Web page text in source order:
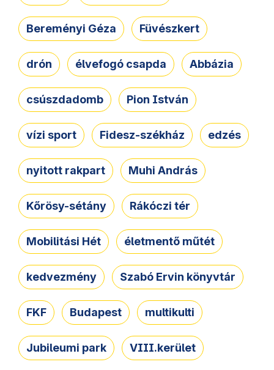
Bereményi Géza Füvészkert
drón élvefogó csapda Abbázia
csúszdadomb Pion István
vízi sport Fidesz-székház edzés
nyitott rakpart Muhi András
Kőrösy-sétány Rákóczi tér
Mobilitási Hét életmentő műtét
kedvezmény Szabó Ervin könyvtár
FKF Budapest multikulti
Jubileumi park VIII.kerület